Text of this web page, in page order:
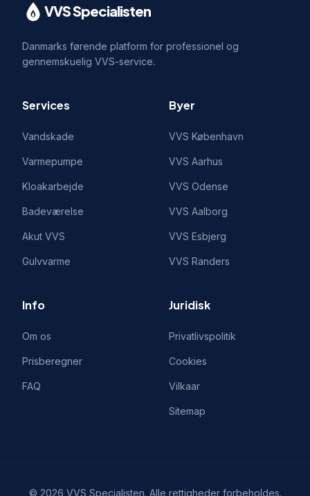
VVS Specialisten
Danmarks førende platform for professionel og
gennemskuelig VVS-service.
Services
Vandskade
Varmepumpe
Kloakarbejde
Badeværelse
Akut VVS
Gulvvarme
Byer
VVS København
VVS Aarhus
VVS Odense
VVS Aalborg
VVS Esbjerg
VVS Randers
Info
Om os
Prisberegner
FAQ
Juridisk
Privatlivspolitik
Cookies
Vilkaar
Sitemap
© 2026 VVS Specialisten. Alle rettigheder forbeholdes.